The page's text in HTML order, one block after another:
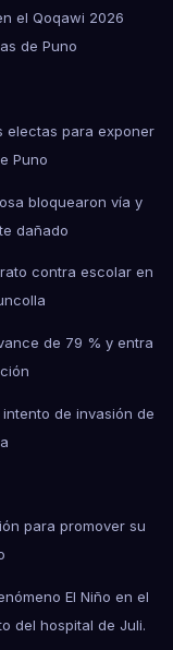
el Qoqawi 2026
de Puno
electas para exponer
Puno
bloquearon vía y
dañado
contra escolar en
de 79 % y entra
de invasión de
para promover su
El Niño en el
del hospital de Juli.